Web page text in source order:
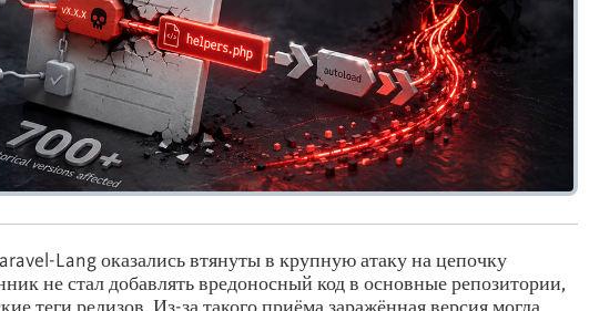
Lang оказались втянуты в крупную атаку на цепочку
не стал добавлять вредоносный код в основные репозитории,
теги релизов. Из-за такого приёма заражённая версия могла